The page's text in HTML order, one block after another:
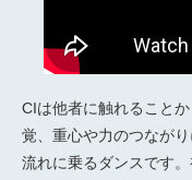
CIは他者に触れること
覚、重心や力のつなが
流れに乗るダンスです